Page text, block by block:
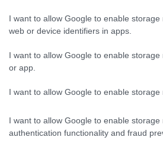
I want to allow Google to enable
web or device identifiers in apps.
I want to allow Google to enable
or app.
I want to allow Google to enable storage
I want to allow Google to enable
authentication functionality and fraud